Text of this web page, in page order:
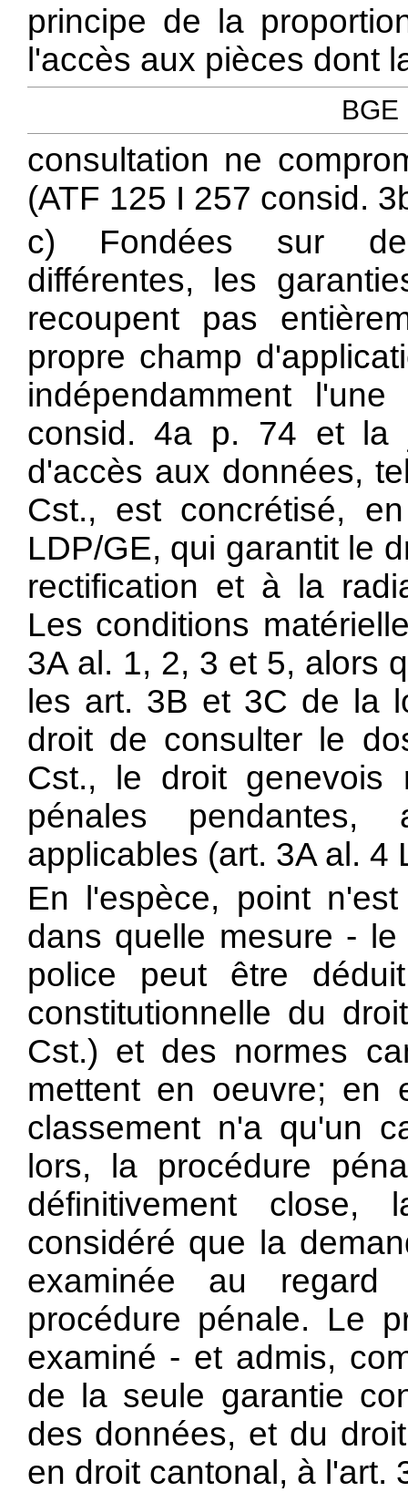
principe de la
l'accès aux pièces dont
BGE
consultation ne
(ATF 125 I 257 consid.
c) Fondées sur
différentes, les
recoupent pas
propre champ
indépendamment
consid. 4a p. 74 et la
d'accès aux données,
Cst., est concrétisé,
LDP/GE, qui garantit le
rectification et à la
Les conditions
3A al. 1, 2, 3 et 5, alors
les art. 3B et 3C de la
droit de consulter le
Cst., le droit genevois
pénales
applicables (art. 3A al. 4
En l'espèce, point
dans quelle mesure -
police peut être
constitutionnelle du
Cst.) et des normes
mettent en oeuvre; en
classement n'a qu'un
lors, la procédure
définitivement
considéré que la
examinée au
procédure pénale. Le
examiné - et admis,
de la seule garantie
des données, et du
en droit cantonal, à l'art.